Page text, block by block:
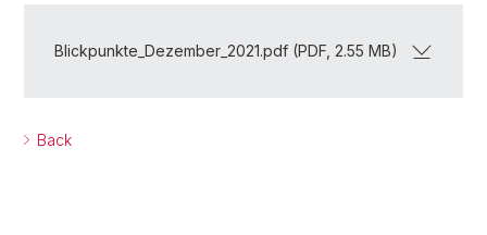
Blickpunkte_Dezember_2021.pdf (PDF, 2.55 MB)
Back